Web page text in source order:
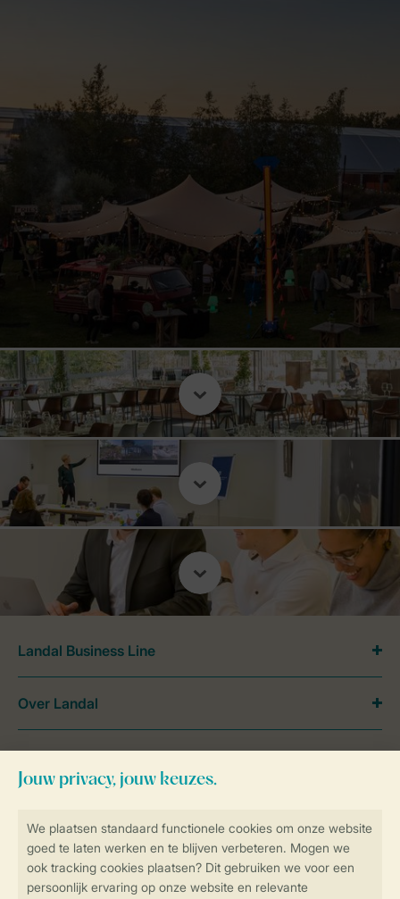
SSL certificaat
Veilige gegevensoverdracht
Veilige betaling
Landal Business Line
Over Landal
Meer Landal